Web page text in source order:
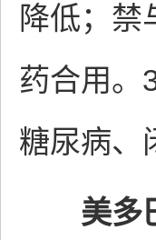
降低；禁
药合用。
糖尿病、
美多